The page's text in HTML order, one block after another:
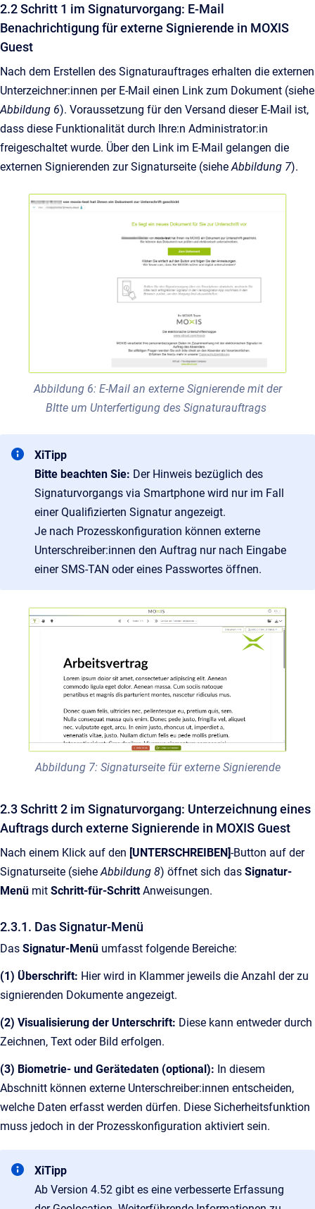
2.2 Schritt 1 im Signaturvorgang: E-Mail
Benachrichtigung für externe Signierende in MOXIS
Guest
Nach dem Erstellen des Signaturauftrages erhalten die externen
Unterzeichner:innen per E-Mail einen Link zum Dokument (siehe
Abbildung 6). Voraussetzung für den Versand dieser E-Mail ist,
dass diese Funktionalität durch Ihre:n Administrator:in
freigeschaltet wurde. Über den Link im E-Mail gelangen die
externen Signierenden zur Signaturseite (siehe Abbildung 7).
Abbildung 6: E-Mail an externe Signierende mit der
BItte um Unterfertigung des Signaturauftrags
XiTipp
Bitte beachten Sie: Der Hinweis bezüglich des
Signaturvorgangs via Smartphone wird nur im Fall
einer Qualifizierten Signatur angezeigt.
Je nach Prozesskonfiguration können externe
Unterschreiber:innen den Auftrag nur nach Eingabe
einer SMS-TAN oder eines Passwortes öffnen.
Abbildung 7: Signaturseite für externe Signierende
2.3 Schritt 2 im Signaturvorgang: Unterzeichnung eines
Auftrags durch externe Signierende in MOXIS Guest
Nach einem Klick auf den [UNTERSCHREIBEN]-Button auf der
Signaturseite (sieheAbbildung 8) öffnet sich das Signatur-
Menü mit Schritt-für-SchrittAnweisungen.
2.3.1. Das Signatur-Menü
Das Signatur-Menü umfasst folgende Bereiche:
(1) Überschrift: Hier wird in Klammer jeweils die Anzahl der zu
signierenden Dokumente angezeigt.
(2) Visualisierung der Unterschrift: Diese kann entweder durch
Zeichnen, Text oder Bild erfolgen.
(3) Biometrie- und Gerätedaten (optional): In diesem
Abschnitt können externe Unterschreiber:innen entscheiden,
welche Daten erfasst werden dürfen. Diese Sicherheitsfunktion
muss jedoch in der Prozesskonfiguration aktiviert sein.
XiTipp
Ab Version 4.52 gibt es eine verbesserte Erfassung